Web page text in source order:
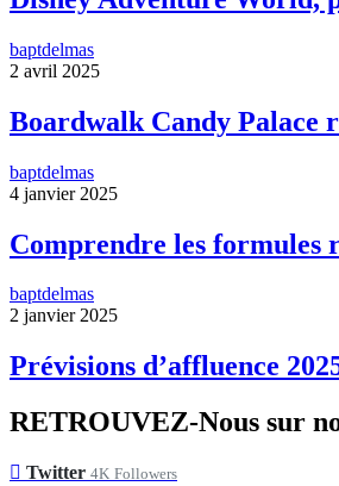
baptdelmas
2 avril 2025
Boardwalk Candy Palace
baptdelmas
4 janvier 2025
Comprendre les formules
baptdelmas
2 janvier 2025
Prévisions d’affluence
RETROUVEZ-Nous sur
Twitter 4K Followers